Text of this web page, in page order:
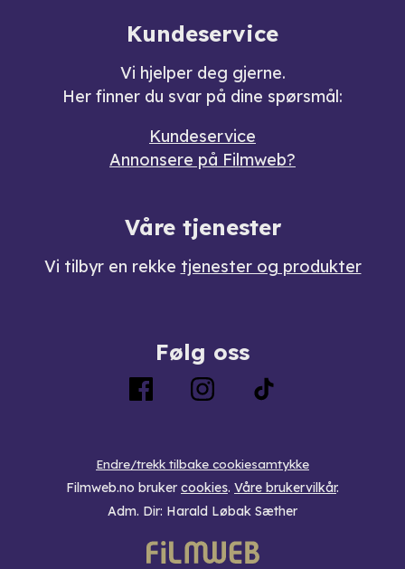
Kundeservice
Vi hjelper deg gjerne.
Her finner du svar på dine spørsmål:
Kundeservice
Annonsere på Filmweb?
Våre tjenester
Vi tilbyr en rekke tjenester og produkter
Følg oss
Endre/trekk tilbake cookiesamtykke
Filmweb.no bruker cookies. Våre brukervilkår.
Adm. Dir: Harald Løbak Sæther